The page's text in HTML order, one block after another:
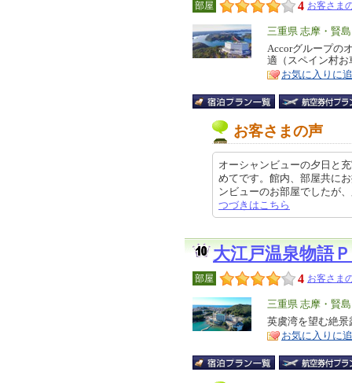
部屋 4 お客さま
エ
リ
ア
三重県 志摩・賢島
特
徴
Accorグループの
適（スペイン村お
お気に入りに
お客さまの声
オーシャンビューの夕日と
めてです。館内、部屋共に
ンビューのお部屋でしたが
つづきはこちら
大江戸温泉物語
部屋 4 お客さま
エ
リ
ア
三重県 志摩・賢島
特
徴
英虞湾を望む絶
お気に入りに